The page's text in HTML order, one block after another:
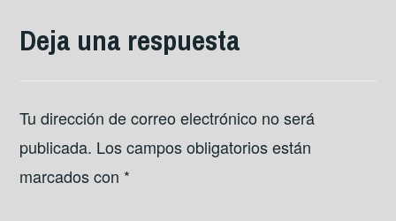
Deja una respuesta
Tu dirección de correo electrónico no será
publicada. Los campos obligatorios están
marcados con *